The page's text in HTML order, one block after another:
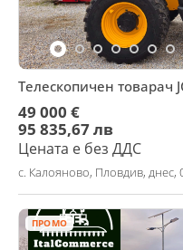
Телескопичен товарач
49 000 €
95 835,67 лв
Цената е без ДДС
с. Калояново, Пловдив, днес,
ПРОМО